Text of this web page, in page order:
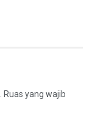
Ruas yang wajib